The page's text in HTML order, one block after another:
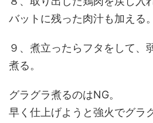
バットに残った肉汁も加える。
９、煮立ったらフタをして、
煮る。
グラグラ煮るのはNG。
早く仕上げようと強火でグラ